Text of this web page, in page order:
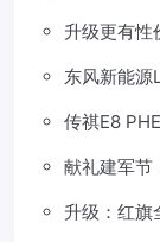
升级更有性
东风新能
传祺E8
献礼建军节
升级：红